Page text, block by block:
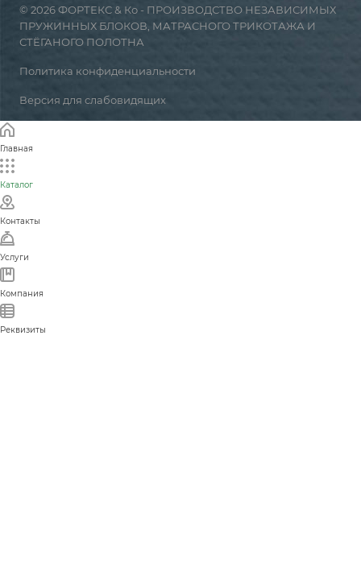
© 2026 ФОРТЕКС & Ко - ПРОИЗВОДСТВО НЕЗАВИСИМЫХ
ПРУЖИННЫХ БЛОКОВ, МАТРАСНОГО ТРИКОТАЖА И
СТЁГАНОГО ПОЛОТНА
Политика конфиденциальности
Версия для слабовидящих
Главная
Каталог
Контакты
Услуги
Компания
Реквизиты